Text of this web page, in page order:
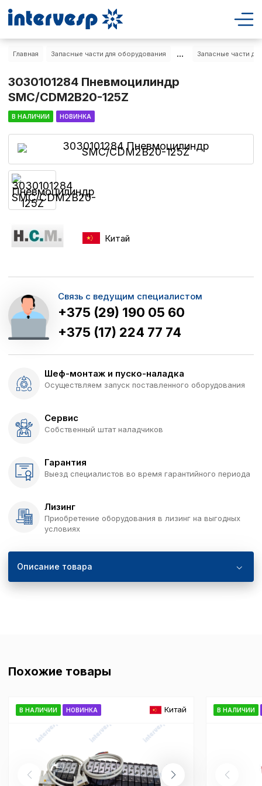
Главная Запасные части для оборудования ... Запасные части
3030101284 Пневмоцилиндр
SMC/CDM2B20-125Z
В НАЛИЧИИ НОВИНКА
Китай
Связь с ведущим специалистом
+375 (29) 190 05 60
+375 (17) 224 77 74
Шеф-монтаж и пуско-наладка
Осуществляем запуск поставленного оборудования
Сервис
Собственный штат наладчиков
Гарантия
Выезд специалистов во время гарантийного периода
Лизинг
Приобретение оборудования в лизинг на выгодных
условиях
Описание товара
Похожие товары
В НАЛИЧИИ НОВИНКА Китай В НАЛИЧИИ